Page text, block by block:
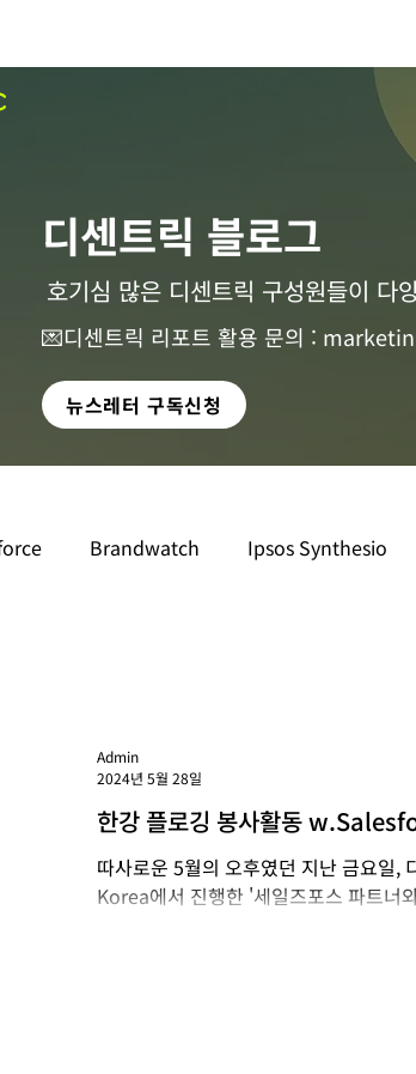
​디센트릭 블로그
호기심 많은 디센트릭 구성원들이 다
💌디센트릭 리포트 활용 문의 :
뉴스레터 구독신청
Brandwatch Ipsos Synthesio
한강 플로깅 봉사활동
따사로운 5월의 오후였던 지난 금요일
Korea에서 진행한 '세일즈포스 파트
Admin
2024년 5월 28일